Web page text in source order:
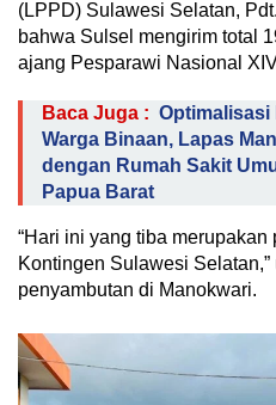
(LPPD) Sulawesi Selatan,
bahwa Sulsel mengirim total
ajang Pesparawi Nasional
Baca Juga : Optimalisasi
Warga Binaan, Lapas
dengan Rumah Sakit
Papua Barat
“Hari ini yang tiba
Kontingen Sulawesi
penyambutan di Manokwari.